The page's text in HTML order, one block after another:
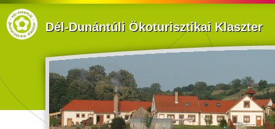
Dél-Dunántúli Ökoturisztikai Klaszter